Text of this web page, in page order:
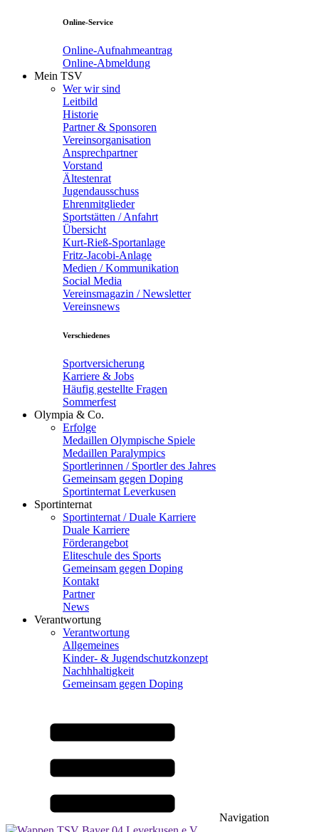
Online-Service
Online-Aufnahmeantrag
Online-Abmeldung
Mein TSV
Wer wir sind
Leitbild
Historie
Partner & Sponsoren
Vereinsorganisation
Ansprechpartner
Vorstand
Ältestenrat
Jugendausschuss
Ehrenmitglieder
Sportstätten / Anfahrt
Übersicht
Kurt-Rieß-Sportanlage
Fritz-Jacobi-Anlage
Medien / Kommunikation
Social Media
Vereinsmagazin / Newsletter
Vereinsnews
Verschiedenes
Sportversicherung
Karriere & Jobs
Häufig gestellte Fragen
Sommerfest
Olympia & Co.
Erfolge
Medaillen Olympische Spiele
Medaillen Paralympics
Sportlerinnen / Sportler des Jahres
Gemeinsam gegen Doping
Sportinternat Leverkusen
Sportinternat
Sportinternat / Duale Karriere
Duale Karriere
Förderangebot
Eliteschule des Sports
Gemeinsam gegen Doping
Kontakt
Partner
News
Verantwortung
Verantwortung
Allgemeines
Kinder- & Jugendschutzkonzept
Nachhhaltigkeit
Gemeinsam gegen Doping
Navigation